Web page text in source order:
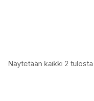
Näytetään kaikki 2 tulosta